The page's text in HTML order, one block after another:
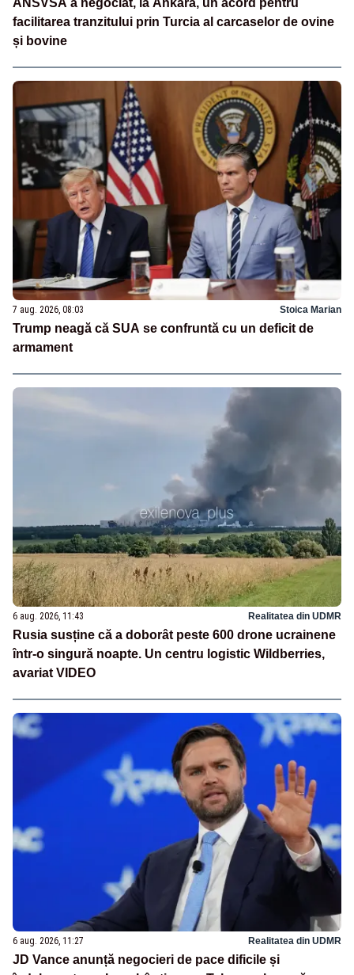
ANSVSA a negociat, la Ankara, un acord pentru
facilitarea tranzitului prin Turcia al carcaselor de ovine
și bovine
7 aug. 2026, 08:03 Stoica Marian
Trump neagă că SUA se confruntă cu un deficit de
armament
6 aug. 2026, 11:43 Realitatea din UDMR
Rusia susține că a doborât peste 600 drone ucrainene
într-o singură noapte. Un centru logistic Wildberries,
avariat VIDEO
6 aug. 2026, 11:27 Realitatea din UDMR
JD Vance anunță negocieri de pace dificile și